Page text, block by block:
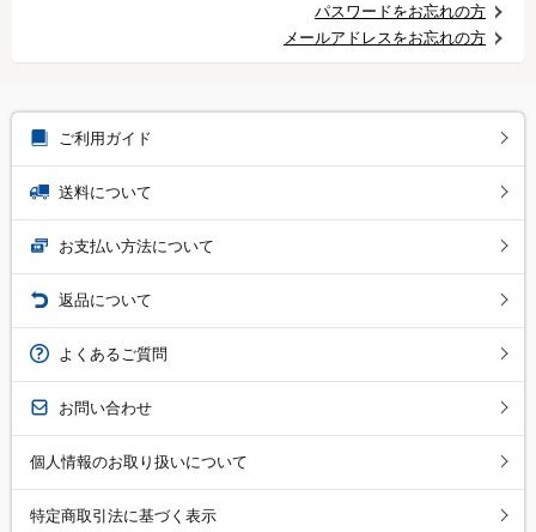
パスワードをお忘れの方
メールアドレスをお忘れの方
ご利用ガイド
送料について
お支払い方法について
返品について
よくあるご質問
お問い合わせ
個人情報のお取り扱いについて
特定商取引法に基づく表示